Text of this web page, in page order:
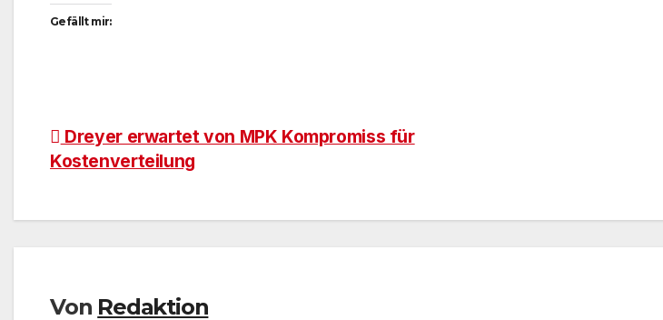
Gefällt mir:
Beitragsnavigation
Dreyer erwartet von MPK Kompromiss für
Kostenverteilung
Von Redaktion